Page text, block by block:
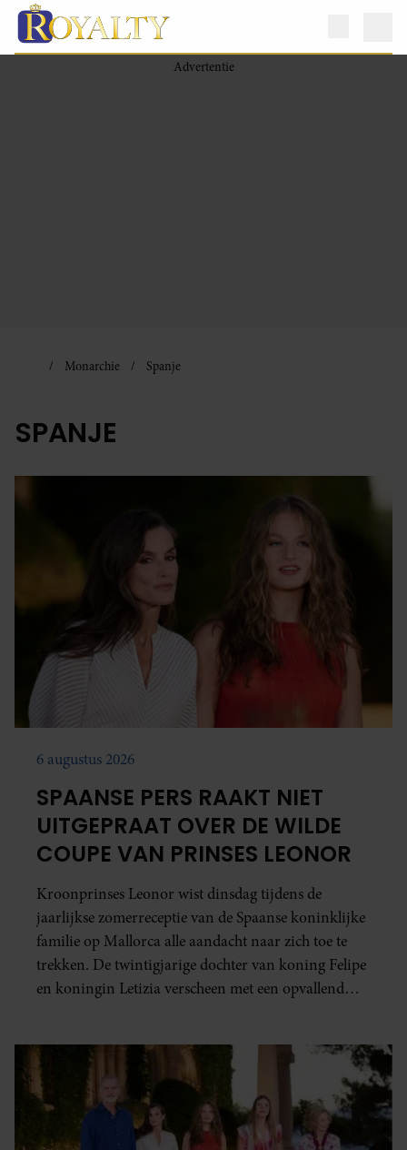
Monarchie Spanje
SPANJE
6 augustus 2026
SPAANSE PERS RAAKT NIET
UITGEPRAAT OVER DE WILDE
COUPE VAN PRINSES LEONOR
Kroonprinses Leonor wist dinsdag tijdens de
jaarlijkse zomerreceptie van de Spaanse koninklijke
familie op Mallorca alle aandacht naar zich toe te
trekken. De twintigjarige dochter van koning Felipe
en koningin Letizia verscheen met een opvallend